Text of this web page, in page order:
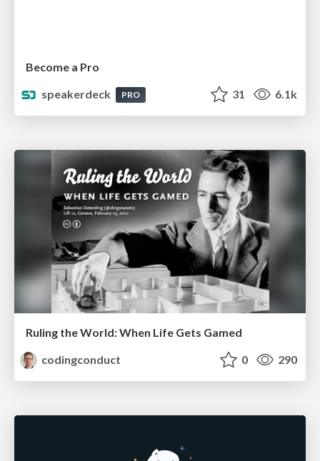
Become a Pro
speakerdeck
PRO 31 6.1k
Ruling the World: When Life Gets Gamed
codingconduct
0 290